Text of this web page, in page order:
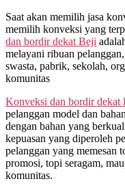
Saat akan memilih jasa
memilih konveksi yang
dan bordir dekat Beji
melayani ribuan
swasta, pabrik, sekolah,
komunitas
Konveksi dan bordir dekat
pelanggan model dan
dengan bahan yang
kepuasan yang diperoleh
pelanggan yang memesan
promosi, topi seragam,
komunitas.